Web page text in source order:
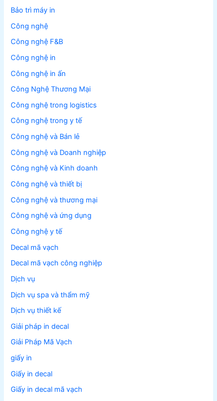
Bảo trì máy in
Công nghệ
Công nghệ F&B
Công nghệ in
Công nghệ in ấn
Công Nghệ Thương Mại
Công nghệ trong logistics
Công nghệ trong y tế
Công nghệ và Bán lẻ
Công nghệ và Doanh nghiệp
Công nghệ và Kinh doanh
Công nghệ và thiết bị
Công nghệ và thương mại
Công nghệ và ứng dụng
Công nghệ y tế
Decal mã vạch
Decal mã vạch công nghiệp
Dịch vụ
Dịch vụ spa và thẩm mỹ
Dịch vụ thiết kế
Giải pháp in decal
Giải Pháp Mã Vạch
giấy in
Giấy in decal
Giấy in decal mã vạch